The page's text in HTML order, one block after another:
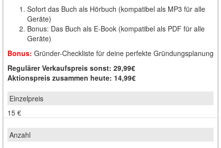
Sofort das Buch als Hörbuch (kompatibel als MP3 für alle
Geräte)
Bonus: Das Buch als E-Book (kompatibel als PDF für alle
Geräte)
Bonus: Gründer-Checkliste für deine perfekte Gründungsplanung
Regulärer Verkaufspreis sonst: 29,99€
Aktionspreis zusammen heute: 14,99€
15 €